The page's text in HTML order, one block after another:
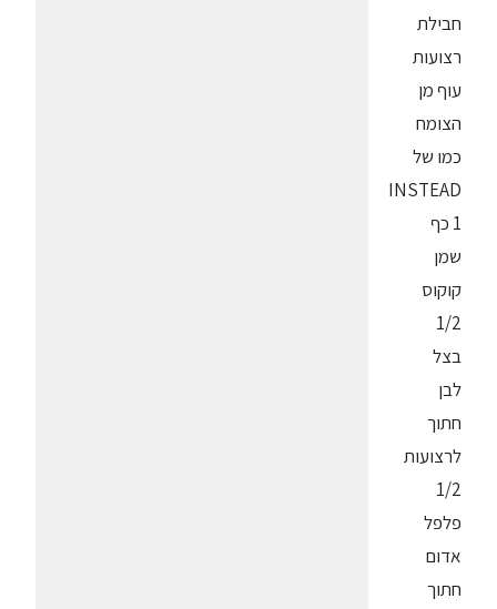
חבילת
רצועות
עוף מן
הצומח
כמו של
INSTEAD
1 כף
שמן
קוקוס
1/2
בצל
לבן
חתוך
לרצועות
1/2
פלפל
אדום
חתוך